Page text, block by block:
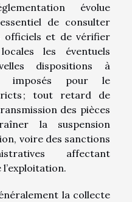
évolue
de consulter
officiels et de vérifier
les éventuels
dispositions à
imposés pour le
; tout retard de
des pièces
la suspension
voire des sanctions
affectant
la collecte